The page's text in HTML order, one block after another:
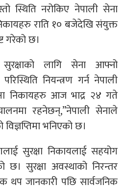
स्थिति नरोकिए नेपाली सेना
राति १० बजेदेखि संयुक्त
गरेको छ।
लागि सेना आफ्नो
नियन्त्रण गर्न नेपाली
निकायहरु आज भाद्र २४ गते
रहनेछन्,”नेपाली सेनाले
भनिएको छ।
सुरक्षा निकायलाई सहयोग
छ। सुरक्षा अवस्थाको निरन्तर
थप जानकारी पछि सार्वजनिक